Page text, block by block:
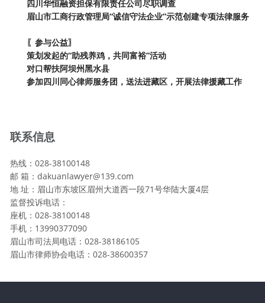
四川华恒融资担保有限责任公司尽职调查
眉山市工商行政管理局“诚信守法企业”示范创建专项法律服务
〖参与公益〗
策划发起的“助残养鸡，共同富裕”活动
对口帮扶阿坝州黑水县
参加四川同心律师服务团，送法进藏区，开展法律援藏工作
联系信息
热线：028-38100148
邮 箱：dakuanlawyer@139.com
地 址：眉山市东坡区眉州大道西一段71号华陆大厦4层
监督投诉电话：
座机：028-38100148
手机：13990377090
眉山市司法局电话：028-38186105
眉山市律师协会电话：028-38600357